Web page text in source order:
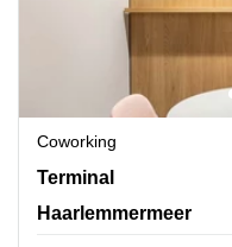
Coworking
Terminal 1,Evert van de
Terminal
Haarlemmermeer